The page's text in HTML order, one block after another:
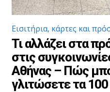
Εισιτήρια, κάρτες και
Τι αλλάζει στα
στις
Αθήνας – Πώς
γλιτώσετε τα